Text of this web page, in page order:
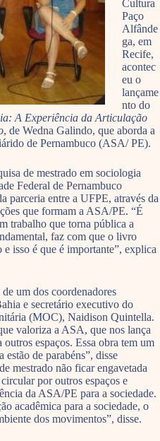
Cultura
Paço
Alfânde
ga, em
Recife,
acontec
eu o
lançame
nto do
A Experiência da Articulação
, de Wedna Galindo, que aborda a
de Pernambuco (ASA/ PE).
de mestrado em sociologia
Federal de Pernambuco
parceria entre a UFPE, através da
que formam a ASA/PE. “É
trabalho que torna pública a
faz com que o livro
isso é que é importante”, explica
um dos coordenadores
e secretário executivo do
(MOC), Naidison Quintella.
valoriza a ASA, que nos lança
espaços. Essa obra tem um
de parabéns”, disse
mestrado não ficar engavetada
por outros espaços e
da ASA/PE para a sociedade.
acadêmica para a sociedade, o
dos movimentos”, disse.